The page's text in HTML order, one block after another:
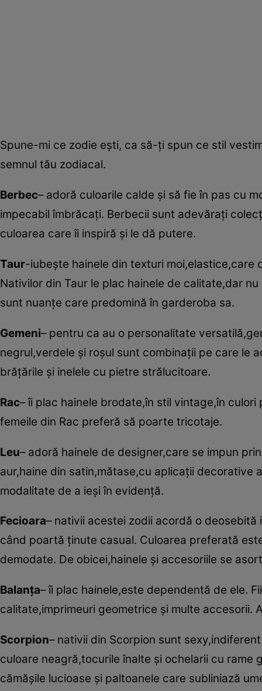
Spune-mi ce zodie eşti, ca să-ţi spun ce stil
semnul tău zodiacal.
Berbec– adoră culoarile calde şi să fie în pas cu
impecabil îmbrăcaţi. Berbecii sunt adevăraţi
culoarea care îi inspiră şi le dă putere.
Taur-iubeşte hainele din texturi
Nativilor din Taur le plac hainele de calitate,dar
sunt nuanţe care predomină în garderoba sa.
Gemeni– pentru ca au o personalitate
negrul,verdele şi roşul sunt combinaţii pe care le
brăţările şi inelele cu pietre strălucitoare.
Rac– îi plac hainele brodate,în stil vintage,în
femeile din Rac preferă să poarte tricotaje.
Leu– adoră hainele de designer,care se impun
aur,haine din satin,mătase,cu aplicaţii decorative
modalitate de a ieşi în evidenţă.
Fecioara– nativii acestei zodii acordă o
când poartă ţinute casual. Culoarea preferată
demodate. De obicei,hainele şi accesoriile se
Balanţa– îi plac hainele,este dependentă de ele.
calitate,imprimeuri geometrice şi multe accesorii.
Scorpion– nativii din Scorpion sunt
culoare neagră,tocurile înalte şi ochelarii cu rame
cămăşile lucioase şi paltoanele care subliniază